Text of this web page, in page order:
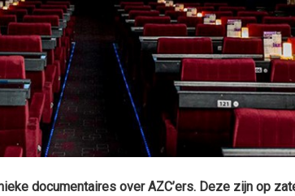
documentaires over AZC’ers. Deze zijn op